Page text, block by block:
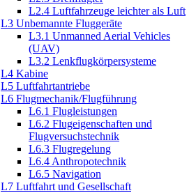
L2.4 Luftfahrzeuge leichter als Luft
L3 Unbemannte Fluggeräte
L3.1 Unmanned Aerial Vehicles
(UAV)
L3.2 Lenkflugkörpersysteme
L4 Kabine
L5 Luftfahrtantriebe
L6 Flugmechanik/Flugführung
L6.1 Flugleistungen
L6.2 Flugeigenschaften und
Flugversuchstechnik
L6.3 Flugregelung
L6.4 Anthropotechnik
L6.5 Navigation
L7 Luftfahrt und Gesellschaft